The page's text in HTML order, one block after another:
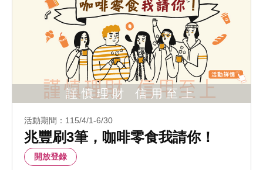
活動期間：115/4/1-6/30
兆豐刷3筆，咖啡零食我請你！
開放登錄